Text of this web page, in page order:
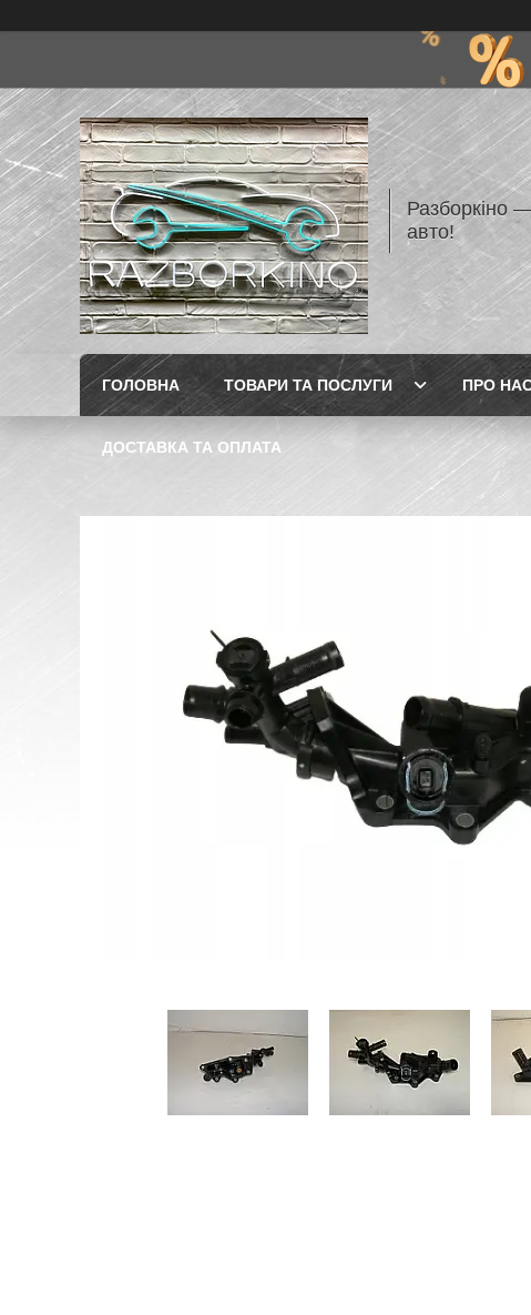
Разборкіно
авто!
ГОЛОВНА ТОВАРИ ТА ПОСЛУГИ ПРО
ДОСТАВКА ТА ОПЛАТА